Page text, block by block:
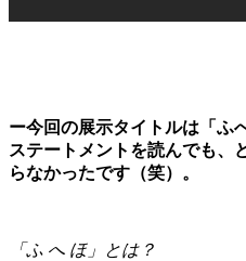
ー今回の展示タイトルは「ふ
ステートメントを読んでも、
らなかったです（笑）。
「ふ へ ほ」とは？